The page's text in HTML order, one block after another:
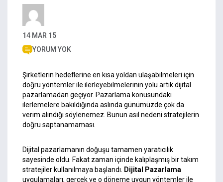
14 MAR 15
YORUM YOK
Şirketlerin hedeflerine en kısa yoldan ulaşabilmeleri için
doğru yöntemler ile ilerleyebilmelerinin yolu artık dijital
pazarlamadan geçiyor. Pazarlama konusundaki
ilerlemelere bakıldığında aslında günümüzde çok da
verim alındığı söylenemez. Bunun asıl nedeni stratejilerin
doğru saptanamaması.
Dijital pazarlamanın doğuşu tamamen yaratıcılık
sayesinde oldu. Fakat zaman içinde kalıplaşmış bir takım
stratejiler kullanılmaya başlandı.
Dijital Pazarlama
uygulamaları, gerçek ve o döneme uygun yöntemler ile